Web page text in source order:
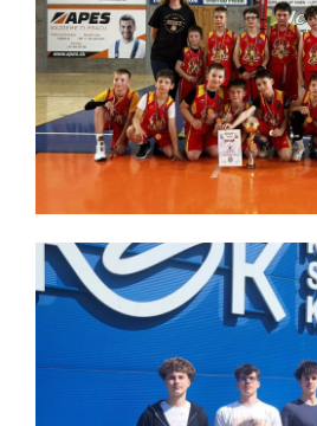
Trénerský workshop s
Koncom mája sa v košickej
záštitou Slovenskej
trénerský workshop.